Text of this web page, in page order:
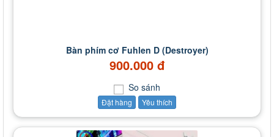
Bàn phím cơ Fuhlen D (Destroyer)
900.000 đ
So sánh
Đặt hàng Yêu thích